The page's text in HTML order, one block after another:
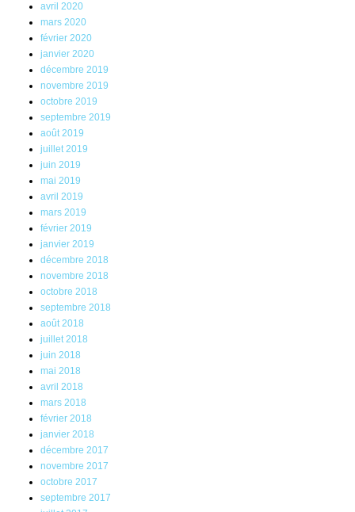
avril 2020
mars 2020
février 2020
janvier 2020
décembre 2019
novembre 2019
octobre 2019
septembre 2019
août 2019
juillet 2019
juin 2019
mai 2019
avril 2019
mars 2019
février 2019
janvier 2019
décembre 2018
novembre 2018
octobre 2018
septembre 2018
août 2018
juillet 2018
juin 2018
mai 2018
avril 2018
mars 2018
février 2018
janvier 2018
décembre 2017
novembre 2017
octobre 2017
septembre 2017